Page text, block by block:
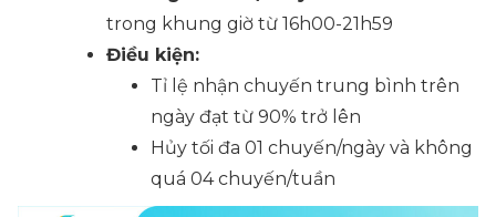
trong khung giờ từ 16h00-21h59
Điều kiện:
Tỉ lệ nhận chuyến trung bình trên
ngày đạt từ 90% trở lên
Hủy tối đa 01 chuyến/ngày và không
quá 04 chuyến/tuần